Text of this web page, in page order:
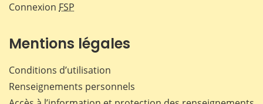
Connexion FSP
Mentions légales
Conditions d’utilisation
Renseignements personnels